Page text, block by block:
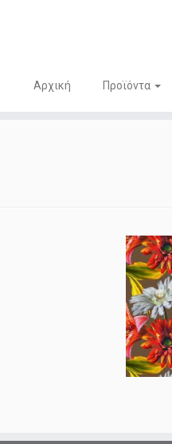
Αρχική Προϊόντα